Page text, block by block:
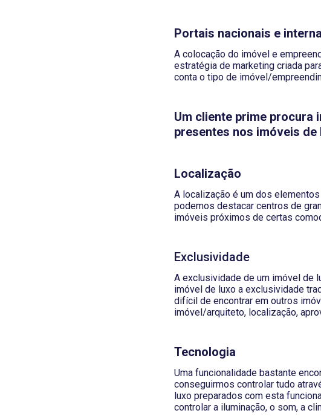
Portais nacionais e
A colocação do imóvel e
estratégia de marketing criada
conta o tipo de imóvel/
Um cliente prime
presentes nos imóveis de
Localização
A localização é um dos
podemos destacar centros de
imóveis próximos de certas
Exclusividade
A exclusividade de um imóvel de
imóvel de luxo a exclusividade
difícil de encontrar em outros
imóvel/arquiteto, localização,
Tecnologia
Uma funcionalidade bastante
conseguirmos controlar tudo
luxo preparados com esta
controlar a iluminação, o som, a